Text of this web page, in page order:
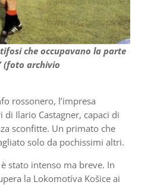
che occupavano la parte
(foto archivio
rossonero, l’impresa
Ilario Castagner, capaci di
sconfitte. Un primato che
solo da pochissimi altri.
stato intenso ma breve. In
la Lokomotíva Košice ai